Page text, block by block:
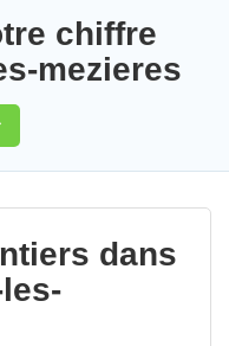
chiffre
mezieres
dans